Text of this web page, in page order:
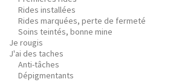
Rides installées
Rides marquées, perte de fermeté
Soins teintés, bonne mine
Je rougis
J'ai des taches
Anti-tâches
Dépigmentants